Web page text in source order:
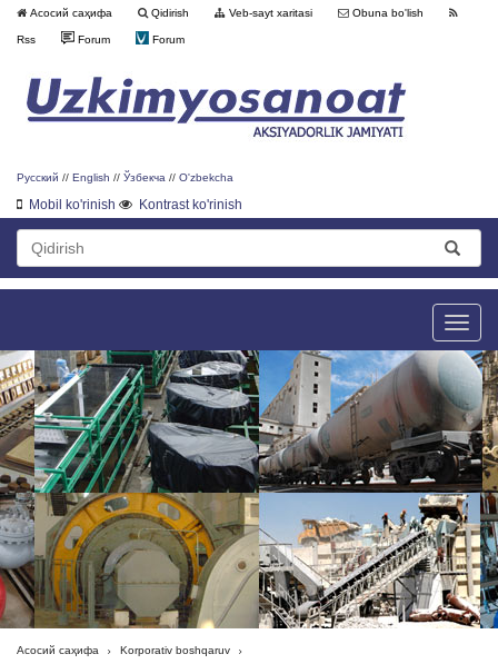
Асосий саҳифа Qidirish Veb-sayt xaritasi Obuna bo'lish
Rss Forum Forum
Русский // English // Ўзбекча // O'zbekcha
Mobil ko'rinish Kontrast ko'rinish
Toggle
Асосий саҳифа Korporativ boshqaruv